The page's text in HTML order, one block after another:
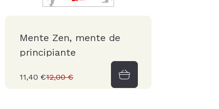
Mente Zen, mente de
principiante
11,40 €12,00 €